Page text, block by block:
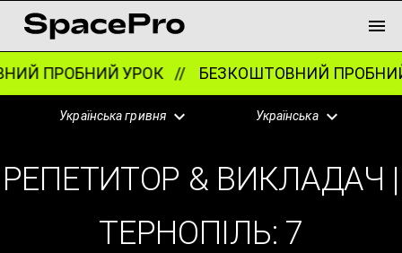
ПРОБНИЙ УРОК // БЕЗКОШТОВНИЙ ПРОБНИЙ
Українська гривня Українська
РЕПЕТИТОР & ВИКЛАДАЧ |
ТЕРНОПІЛЬ: 7